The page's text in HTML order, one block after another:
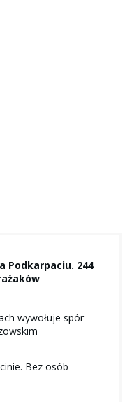
Podkarpaciu. 244
wywołuje spór
Bez osób